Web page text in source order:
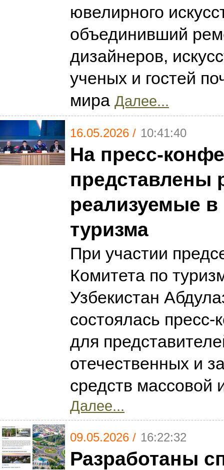
ювелирного
объединивший
дизайнеров,
ученых и гостей
мира Далее...
16.05.2026 / 10:41:40
На пресс-
реализуемые
туризма
При участии
Комитета по
Узбекистан
состоялась
для
отечественных и
средств
Далее...
09.05.2026 / 16:22:32
Разработаны